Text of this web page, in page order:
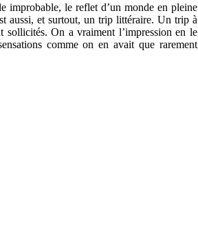
improbable, le reflet d’un monde en pleine
aussi, et surtout, un trip littéraire. Un trip à
sollicités. On a vraiment l’impression en le
comme on en avait que rarement